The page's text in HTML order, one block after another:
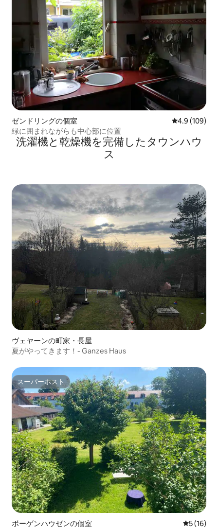
ゼンドリングの個室 レビュー109
4.9 (109)
緑に囲まれながらも中心部に位置
洗濯機と乾燥機を完備したタウンハウ
ス
ヴェヤーンの町家・長屋
夏がやってきます！- Ganzes Haus
スーパーホスト
スーパーホスト
ボーゲンハウゼンの個室 レビュー
5 (16)